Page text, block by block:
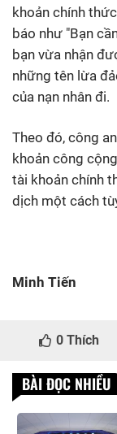
khoản chính
báo như "Bạn
bạn vừa nhận
những tên lừa
của nạn nhân đi.
Theo đó, công
khoản công
tài khoản chính
dịch một cách
Minh Tiến
0 Thích
BÀI ĐỌC NHIỀU